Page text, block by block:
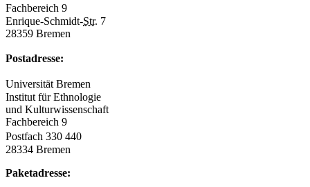
Fachbereich 9
Enrique-Schmidt-Str. 7
28359 Bremen
Postadresse:
Universität Bremen
Institut für Ethnologie
und Kulturwissenschaft
Fachbereich 9
Postfach 330 440
28334 Bremen
Paketadresse: